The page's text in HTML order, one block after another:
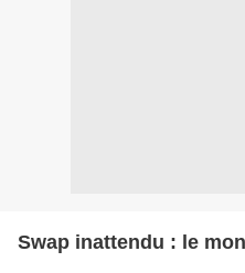
Swap inattendu : le